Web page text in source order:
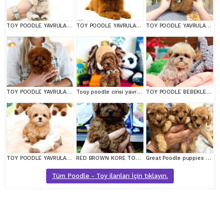
TOY POODLE YAVRULARIM TOY POODLE YAVRULARIM TOY POODLE YAVRULARIM
TOY POODLE YAVRULARIM Tooy poodle cinsi yavrular DİŞİ erkek mevcuttur TOY POODLE BEBEKLERİM
TOY POODLE YAVRULARIM RED BROWN KORE TOY POODEL BEBEKLERİMİZ BAKIRKÖY Great Poodle puppies are waiting for you!
Tüm Poodle - Toy ilanları İçin tıklayın.